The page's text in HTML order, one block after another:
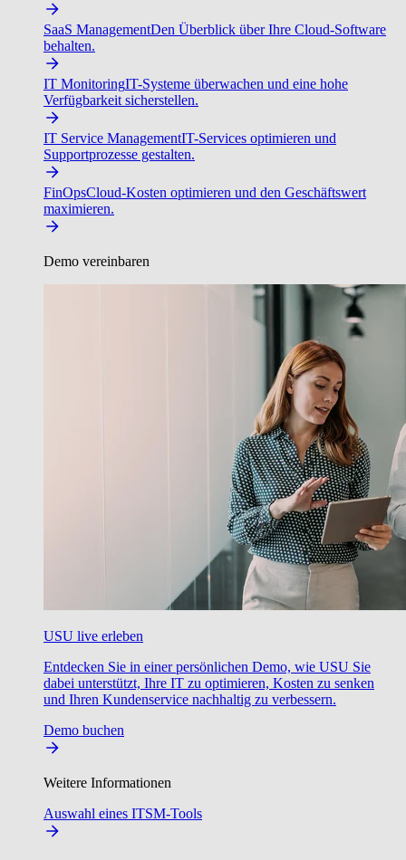
SaaS ManagementDen Überblick über Ihre Cloud-Software
behalten.
IT MonitoringIT-Systeme überwachen und eine hohe
Verfügbarkeit sicherstellen.
IT Service ManagementIT-Services optimieren und
Supportprozesse gestalten.
FinOpsCloud-Kosten optimieren und den Geschäftswert
maximieren.
Demo vereinbaren
USU live erleben
Entdecken Sie in einer persönlichen Demo, wie USU Sie
dabei unterstützt, Ihre IT zu optimieren, Kosten zu senken
und Ihren Kundenservice nachhaltig zu verbessern.
Demo buchen
Weitere Informationen
Auswahl eines ITSM-Tools